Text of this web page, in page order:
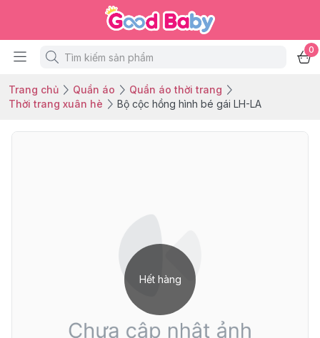
0
Trang chủ Quần áo
Quần áo thời trang
Thời trang xuân hè
Bộ cộc hồng hình bé gái LH-LA
Hết hàng